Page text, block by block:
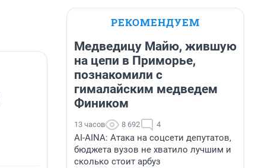
РЕКОМЕНДУЕМ
Медведицу Майю, жившую
на цепи в Приморье,
познакомили с
гималайским медведем
Фиником
13 часов 8 692 4
AI-AINA: Атака на соцсети депутатов,
бюджета вузов не хватило лучшим и
сколько стоит арбуз